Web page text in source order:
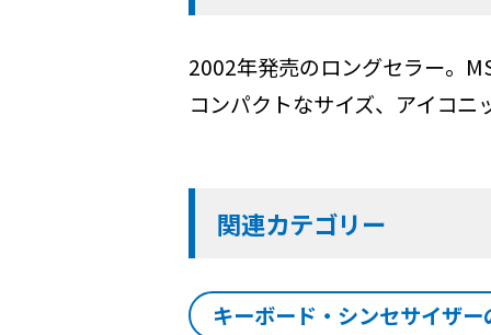
2002年発売のロングセラー。
コンパクトなサイズ、アイコ
関連カテゴリー
キーボード・シンセサイザー